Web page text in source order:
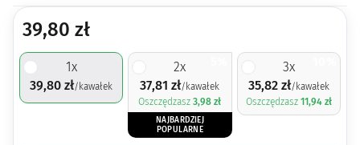
39,80 zł
1x
39,80zł/kawałek
2x
37,81zł/kawałek
Oszczędzasz3,98zł
NAJBARDZIEJ
POPULARNE
3x
35,82 zł/kawałek
Oszczędzasz 11,94 zł